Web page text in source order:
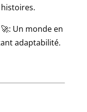
🚀: Un monde en
adaptabilité.